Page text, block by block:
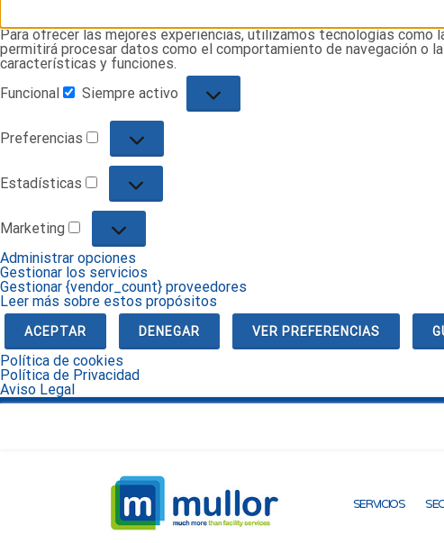
Para ofrecer las mejores experiencias, utilizamos tecnologías
permitirá procesar datos como el comportamiento de navegación
características y funciones.
Funcional
Funcional
Siempre activo
Preferencias
Preferencias
Estadísticas
Estadísticas
Marketing
Marketing
Administrar opciones
Gestionar los servicios
Gestionar {vendor_count} proveedores
Leer más sobre estos propósitos
ACEPTAR DENEGAR VER PREFERENCIAS
Política de cookies
Política de Privacidad
Aviso Legal
SERVICIOS